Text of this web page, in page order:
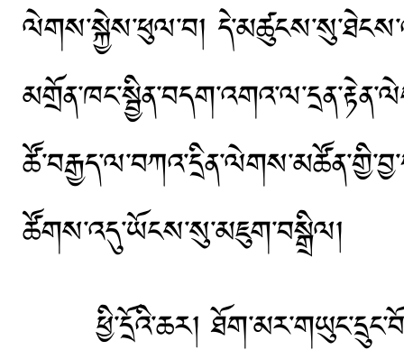
ལེགས་སྐྱེས་ཕུལ་བ།
ཚོགས་འདུ་ཡོངས་སུ་མཇུག་བསྒྲིལ།
ཕྱི་དྲོའི་ཆར།